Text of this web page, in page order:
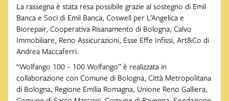
La rassegna è stata resa possibile grazie al sostegno di Emil
Banca e Soci di Emil Banca, Coswell per L’Angelica e
Biorepair, Cooperativa Risanamento di Bologna, Calvo
Immobiliare, Reno Assicurazioni, Esse Effe Infissi, Art&Co di
Andrea Maccaferri.
“Wolfango 100 – 100 Wolfango” è realizzata in
collaborazione con Comune di Bologna, Città Metropolitana
di Bologna, Regione Emilia Romagna, Unione Reno Galliera,